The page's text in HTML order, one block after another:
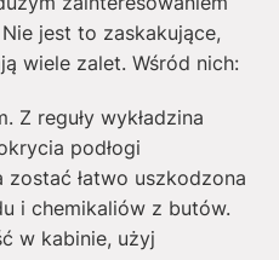
jest to zaskakujące,
wiele zalet. Wśród nich:
Z reguły wykładzina
podłogi
zostać łatwo uszkodzona
i chemikaliów z butów.
w kabinie, użyj